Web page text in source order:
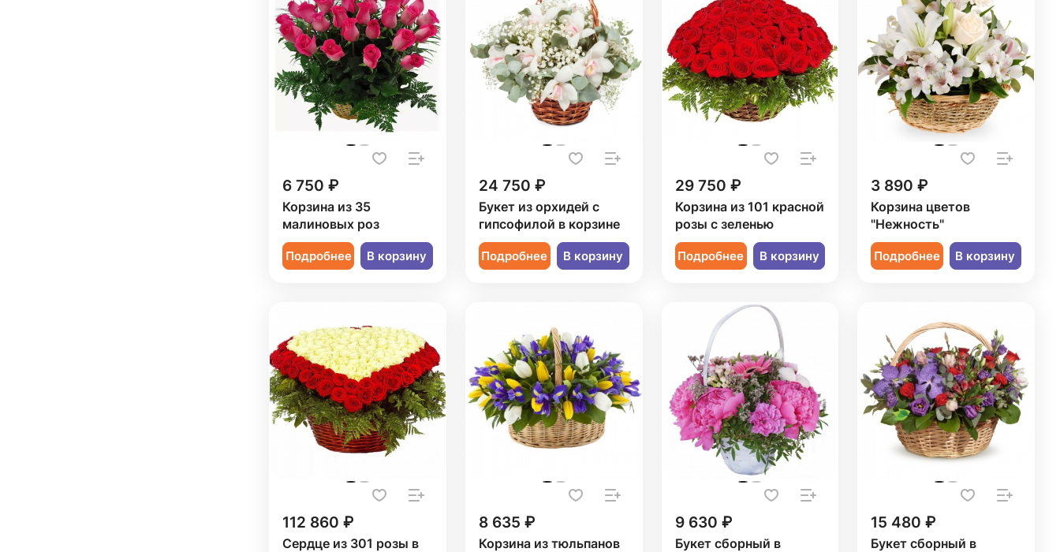
6 750 ₽
Корзина из 35
малиновых роз
Подробнее В корзину
24 750 ₽
Букет из орхидей с
гипсофилой в корзине
Подробнее В корзину
29 750 ₽
Корзина из 101 красной
розы с зеленью
Подробнее В корзину
3 890 ₽
Корзина цветов
"Нежность"
Подробнее В корзину
112 860 ₽
Сердце из 301 розы в
8 635 ₽
Корзина из тюльпанов
9 630 ₽
Букет сборный в
15 480 ₽
Букет сборный в